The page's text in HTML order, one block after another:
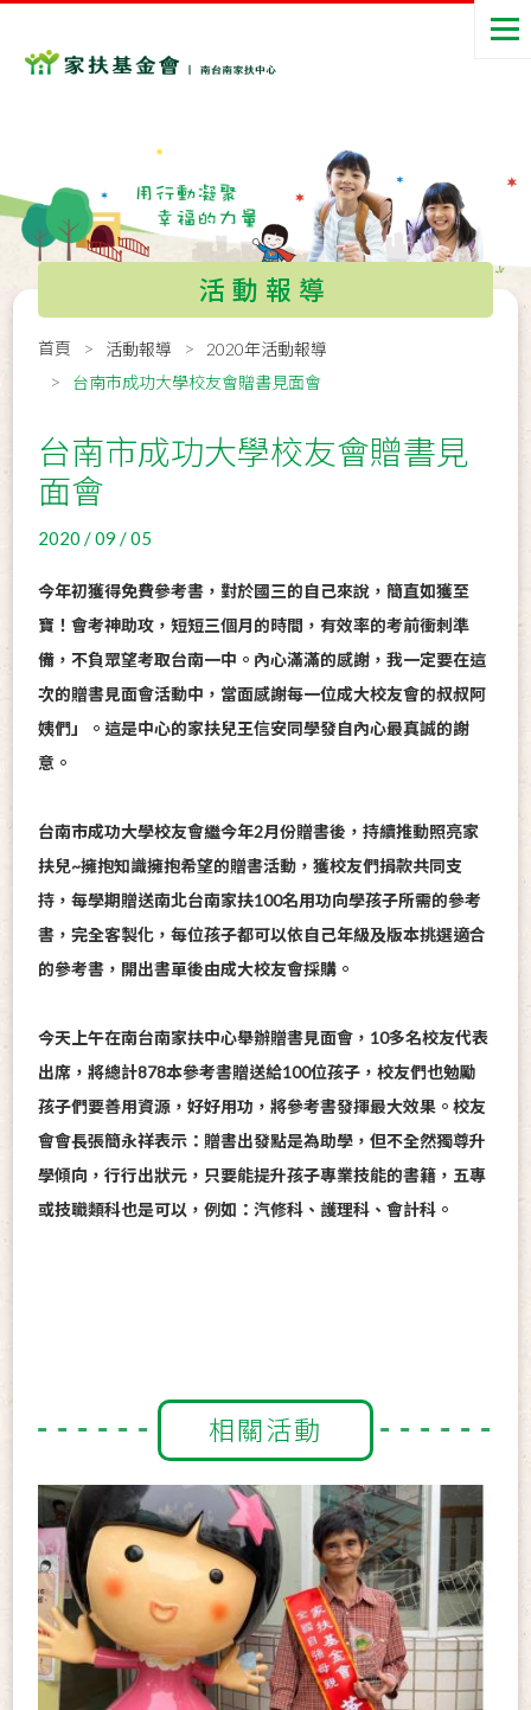
活動報導
首頁 活動報導
2020年活動報導
台南市成功大學校友會贈書見面會
台南市成功大學校友會贈書見
面會
2020 / 09 / 05
今年初獲得免費參考書，對於國三的自己來說，簡直如獲至
寶！會考神助攻，短短三個月的時間，有效率的考前衝刺準
備，不負眾望考取台南一中。內心滿滿的感謝，我一定要在這
次的贈書見面會活動中，當面感謝每一位成大校友會的叔叔阿
姨們」。這是中心的家扶兒王信安同學發自內心最真誠的謝
意。
台南市成功大學校友會繼今年2月份贈書後，持續推動照亮家
扶兒~擁抱知識擁抱希望的贈書活動，獲校友們捐款共同支
持，每學期贈送南北台南家扶100名用功向學孩子所需的參考
書，完全客製化，每位孩子都可以依自己年級及版本挑選適合
的參考書，開出書單後由成大校友會採購。
今天上午在南台南家扶中心舉辦贈書見面會，10多名校友代表
出席，將總計878本參考書贈送給100位孩子，校友們也勉勵
孩子們要善用資源，好好用功，將參考書發揮最大效果。校友
會會長張簡永祥表示：贈書出發點是為助學，但不全然獨尊升
學傾向，行行出狀元，只要能提升孩子專業技能的書籍，五專
或技職類科也是可以，例如：汽修科、護理科、會計科。
相關活動